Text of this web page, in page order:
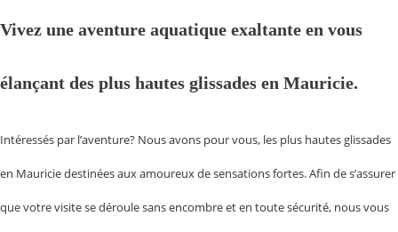
Vivez une aventure aquatique exaltante en vous
élançant des plus hautes glissades en Mauricie.
Intéressés par l’aventure? Nous avons pour vous, les plus hautes glissades
en Mauricie destinées aux amoureux de sensations fortes. Afin de s’assurer
que votre visite se déroule sans encombre et en toute sécurité, nous vous